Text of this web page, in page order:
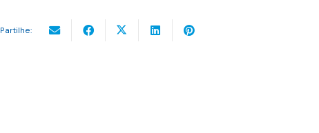
Partilhe: